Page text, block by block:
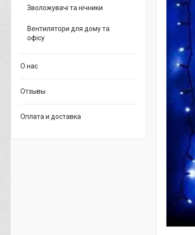
Зволожувачі та нічники
Вентилятори для дому та
офісу
О нас
Отзывы
Оплата и доставка